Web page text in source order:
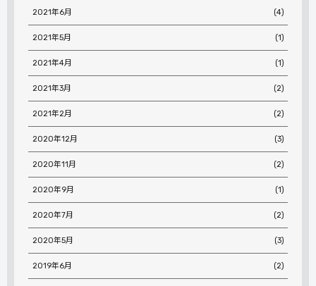
2021年6月 (4)
2021年5月 (1)
2021年4月 (1)
2021年3月 (2)
2021年2月 (2)
2020年12月 (3)
2020年11月 (2)
2020年9月 (1)
2020年7月 (2)
2020年5月 (3)
2019年6月 (2)